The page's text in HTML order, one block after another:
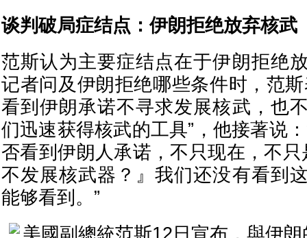
谈判破局症结点：伊朗拒绝放弃核武
范斯认为主要症结点在于伊朗拒绝
记者问及伊朗拒绝哪些条件时，范
看到伊朗承诺不寻求发展核武，也
们迅速获得核武的工具”，他接著说
否看到伊朗人承诺，不只现在，不
不发展核武器？』我们还没有看到
能够看到。”